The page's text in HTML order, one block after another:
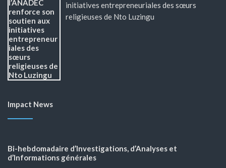
initiatives entrepreneuriales des sœurs
religieuses de Nto Luzingu
Impact News
Bi-hebdomadaire d’Investigations, d’Analyses et
d’Informations générales